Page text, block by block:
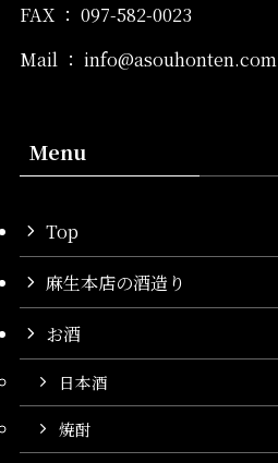
FAX ： 097-582-0023
Mail ： info@asouhonten.com
Menu
Top
麻生本店の酒造り
お酒
日本酒
焼酎